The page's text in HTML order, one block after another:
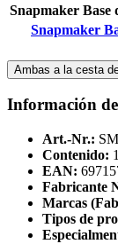
Snapmaker Base
Snapmaker
Ambas a la cesta
Información
Art.-Nr.:
Contenido:
EAN:
Fabricante
Marcas
Tipos de